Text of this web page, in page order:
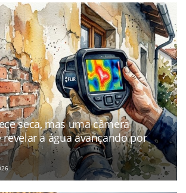
seca, mas uma câmera
a água avançando por